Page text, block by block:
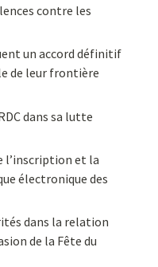
contre les
un accord définitif
de leur frontière
dans sa lutte
l’inscription et la
électronique des
dans la relation
de la Fête du